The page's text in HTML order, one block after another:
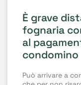
È grave
fognaria
al
condomino
Può arrivare a